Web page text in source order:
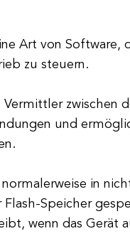
Art von
zu steuern.
Vermittler zwischen
und
normalerweise in
Flash-Speicher
wenn das Gerät